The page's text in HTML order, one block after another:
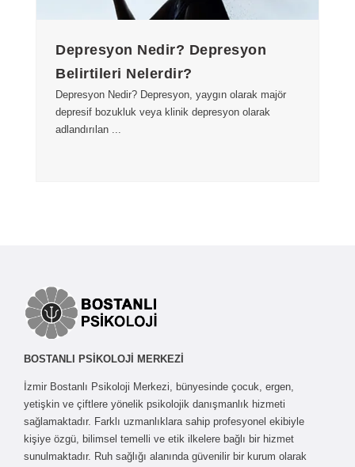
Depresyon Nedir? Depresyon
Belirtileri Nelerdir?
Depresyon Nedir? Depresyon, yaygın olarak majör
depresif bozukluk veya klinik depresyon olarak
adlandırılan ...
BOSTANLI PSİKOLOJİ MERKEZİ
İzmir Bostanlı Psikoloji Merkezi, bünyesinde çocuk, ergen,
yetişkin ve çiftlere yönelik psikolojik danışmanlık hizmeti
sağlamaktadır. Farklı uzmanlıklara sahip profesyonel ekibiyle
kişiye özgü, bilimsel temelli ve etik ilkelere bağlı bir hizmet
sunulmaktadır. Ruh sağlığı alanında güvenilir bir kurum olarak